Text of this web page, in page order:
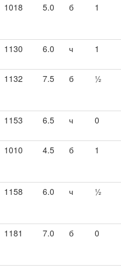
1018 5.0 б 1
1130 6.0 ч 1
1132 7.5 б ½
1153 6.5 ч 0
1010 4.5 б 1
1158 6.0 ч ½
1181 7.0 б 0